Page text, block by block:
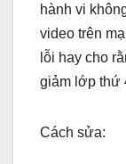
hành vi
video trên
lỗi hay cho
giảm lớp thứ
Cách sửa: